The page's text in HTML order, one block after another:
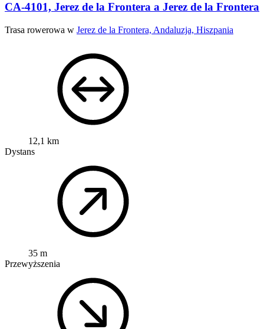
CA-4101, Jerez de la Frontera a Jerez de la Frontera
Trasa rowerowa w Jerez de la Frontera, Andaluzja, Hiszpania
12,1 km
Dystans
35 m
Przewyższenia